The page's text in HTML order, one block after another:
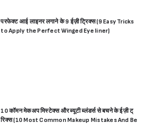
परफेक्ट आई लाइनर लगाने के 9 ईज़ी ट्रिक्स (9 Easy Tricks
to Apply the Perfect Winged Eye liner)
10 कॉमन मेकअप मिस्टेक्स और ब्यूटी ब्लंडर्स से बचने के ईज़ी ट्
रिक्स (10 Most Common Makeup Mistakes And Be